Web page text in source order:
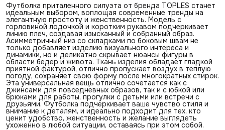
Футболка приталенного силуэта от бренда TOPLES станет
идеальным выбором, воплощая современные тренды на
элегантную простоту и женственность. Модель с
горловиной лодочкой и коротким рукавом подчеркивает
линию плеч, создавая изысканный и собранный образ.
Асимметричный низ со складками по боковым швам не
только добавляет изделию визуального интереса и
динамики, но и деликатно скрывает нюансы фигуры в
области бедер и живота. Ткань изделия обладает гладкой
приятной фактурой, отлично пропускает воздух в теплую
погоду, сохраняет свою форму после многократных стирок.
Эта универсальная вещь отлично сочетается как с
джинсами для повседневных образов, так и с юбкой или
брюками для работы, прогулки с детьми или встречи с
друзьями. Футболка подчеркивает ваше чувство стиля и
внимание к деталям, и идеально подходит для тех, кто
ценит удобство, женственность и желание выглядеть
ухоженно в любой ситуации, оставаясь при этом собой.